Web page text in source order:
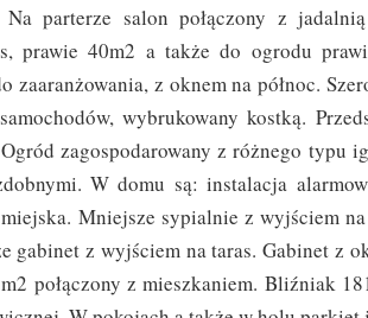
Na parterze salon połączony z
prawie 40m2 a także do ogrodu
zaaranżowania, z oknem na północ.
wybrukowany kostką.
zagospodarowany z różnego typu
W domu są: instalacja
Mniejsze sypialnie z wyjściem
gabinet z wyjściem na taras. Gabinet z
połączony z mieszkaniem. Bliźniak